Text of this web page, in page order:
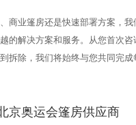
商业篷房还是快速部署方案，我
的解决方案和服务。从您首次咨
拆除，我们将始终与您共同完成
京奥运会篷房供应商